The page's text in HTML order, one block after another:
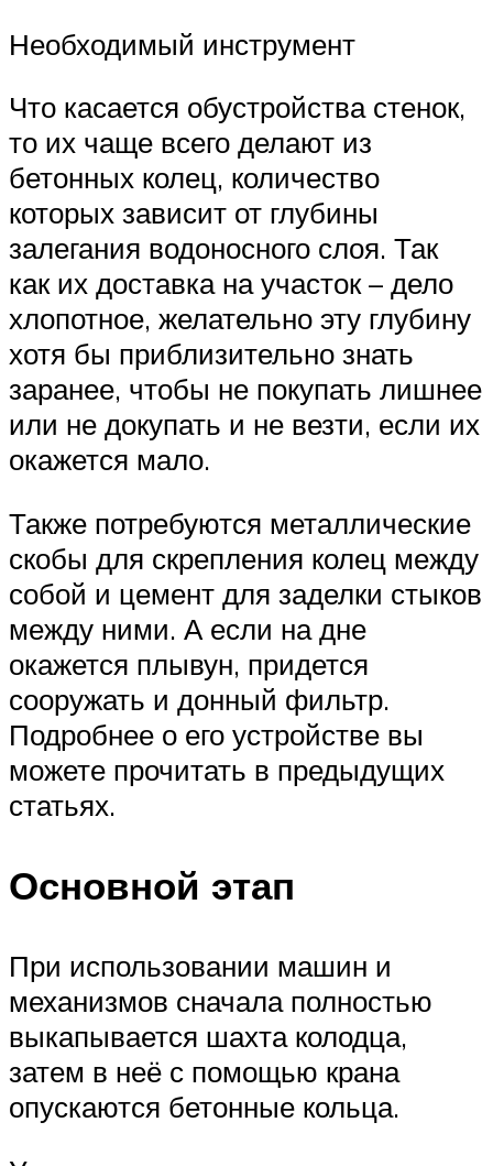
Необходимый инструмент
Что касается обустройства стенок,
то их чаще всего делают из
бетонных колец, количество
которых зависит от глубины
залегания водоносного слоя. Так
как их доставка на участок – дело
хлопотное, желательно эту глубину
хотя бы приблизительно знать
заранее, чтобы не покупать лишнее
или не докупать и не везти, если их
окажется мало.
Также потребуются металлические
скобы для скрепления колец между
собой и цемент для заделки стыков
между ними. А если на дне
окажется плывун, придется
сооружать и донный фильтр.
Подробнее о его устройстве вы
можете прочитать в предыдущих
статьях.
Основной этап
При использовании машин и
механизмов сначала полностью
выкапывается шахта колодца,
затем в неё с помощью крана
опускаются бетонные кольца.